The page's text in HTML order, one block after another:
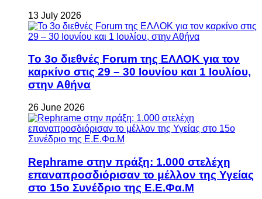
13 July 2026
Το 3ο διεθνές Forum της ΕΛΛΟΚ για τον
καρκίνο στις 29 – 30 Ιουνίου και 1 Ιουλίου,
στην Αθήνα
26 June 2026
Rephrame στην πράξη: 1.000 στελέχη
επαναπροσδιόρισαν το μέλλον της Υγείας
στο 15ο Συνέδριο της Ε.Ε.Φα.Μ